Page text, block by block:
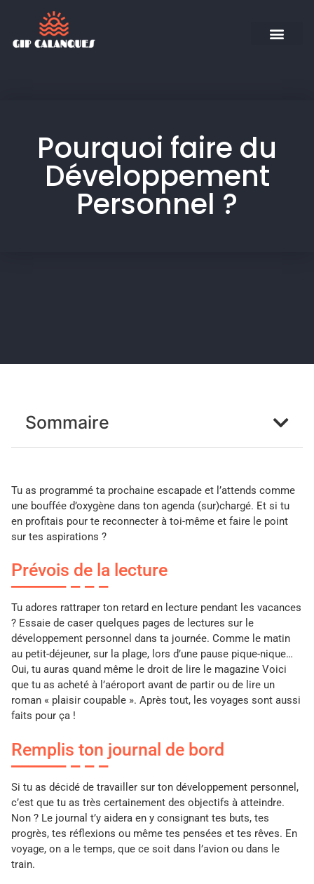
Pourquoi faire du
Développement
Personnel ?
Sommaire
Tu as programmé ta prochaine escapade et l’attends comme
une bouffée d’oxygène dans ton agenda (sur)chargé. Et si tu
en profitais pour te reconnecter à toi-même et faire le point
sur tes aspirations ?
Prévois de la lecture
Tu adores rattraper ton retard en lecture pendant les vacances
? Essaie de caser quelques pages de lectures sur le
développement personnel dans ta journée. Comme le matin
au petit-déjeuner, sur la plage, lors d’une pause pique-nique…
Oui, tu auras quand même le droit de lire le magazine Voici
que tu as acheté à l’aéroport avant de partir ou de lire un
roman « plaisir coupable ». Après tout, les voyages sont aussi
faits pour ça !
Remplis ton journal de bord
Si tu as décidé de travailler sur ton développement personnel,
c’est que tu as très certainement des objectifs à atteindre.
Non ? Le journal t’y aidera en y consignant tes buts, tes
progrès, tes réflexions ou même tes pensées et tes rêves. En
voyage, on a le temps, que ce soit dans l’avion ou dans le
train.